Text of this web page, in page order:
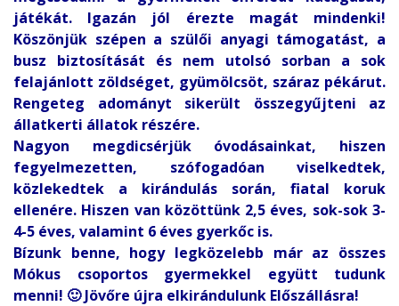
játékát. Igazán jól érezte magát mindenki!
Köszönjük szépen a szülői anyagi támogatást, a
busz biztosítását és nem utolsó sorban a sok
felajánlott zöldséget, gyümölcsöt, száraz pékárut.
Rengeteg adományt sikerült összegyűjteni az
állatkerti állatok részére.
Nagyon megdicsérjük óvodásainkat, hiszen
fegyelmezetten, szófogadóan viselkedtek,
közlekedtek a kirándulás során, fiatal koruk
ellenére. Hiszen van közöttünk 2,5 éves, sok-sok 3-
4-5 éves, valamint 6 éves gyerkőc is.
Bízunk benne, hogy legközelebb már az összes
Mókus csoportos gyermekkel együtt tudunk
menni! 🙂 Jövőre újra elkirándulunk Előszállásra!